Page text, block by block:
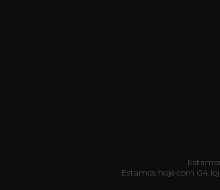
Estamos hoje com 04